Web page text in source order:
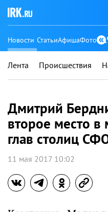
Новости СтатьиАфишаФото
Лента Происшествия
Дмитрий
второе место в
глав столиц
11 мая 2017 10:02